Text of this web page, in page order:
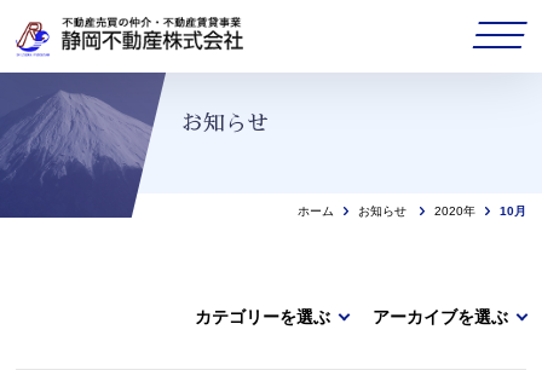
お知らせ
ホーム お知らせ 2020年 10月
カテゴリーを選ぶ アーカイブを選ぶ